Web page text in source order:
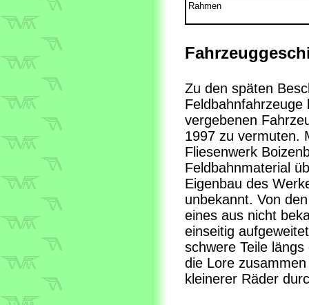
Rahmen
Zu den späten
Feldbahnfahrzeuge
vergebenen
1997 zu vermuten.
Fliesenwerk
Feldbahnmaterial
Eigenbau des
unbekannt. Von
eines aus nicht
einseitig
schwere Teile
die Lore
kleinerer Räder